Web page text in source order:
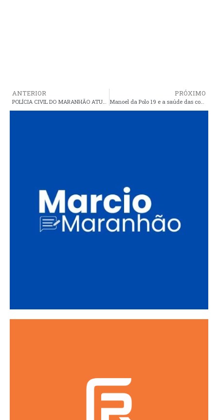
ANTERIOR PRÓXIMO
Manoel da Polo 19 e a saúde das comunidades mais distantes da sede